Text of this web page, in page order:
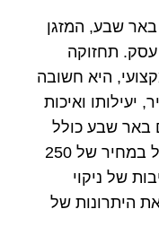
שבע, המזגן
עסק. תחזוקה
היא חשובה
יעילותו ואיכות
באר שבע כולל
חיטוי והסרת ריחות רעים, ומתחיל במחיר של 250
של ניקוי
את היתרונות של